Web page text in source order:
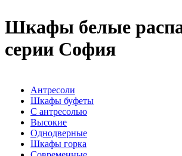
Шкафы белые
серии София
Антресоли
Шкафы буфеты
С антресолью
Высокие
Однодверные
Шкафы горка